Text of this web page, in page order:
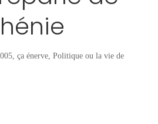
, ça énerve, Politique ou la vie de